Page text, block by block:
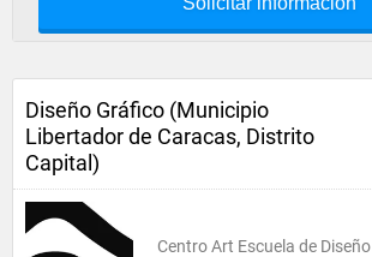
Diseño Gráfico (Municipio
Libertador de Caracas, Distrito
Capital)
Centro Art Escuela de Diseño